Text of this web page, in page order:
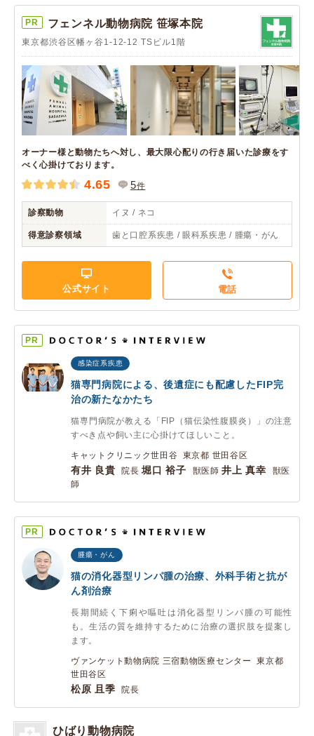
PR フェンネル動物病院 笹塚本院
東京都渋谷区幡ヶ谷1-12-12 TSビル1階
オーナー様と動物たちへ対し、最大限心配りの行き届いた診療をす
べく心掛けております。
4.65 5件
診察動物 イヌ / ネコ
得意診察領域 歯と口腔系疾患 / 眼科系疾患 / 腫瘍・がん
公式サイト 電話
PR
感染症系疾患
猫専門病院による、後遺症にも配慮したFIP完
治の新たなかたち
猫専門病院が教える「FIP（猫伝染性腹膜炎）」の注意
すべき点や飼い主に心掛けてほしいこと。
キャットクリニック世田谷 東京都 世田谷区
有井 良貴 院長堀口 裕子 獣医師井上 真幸
獣医
師
PR
腫瘍・がん
猫の消化器型リンパ腫の治療、外科手術と抗が
ん剤治療
長期間続く下痢や嘔吐は消化器型リンパ腫の可能性
も。生活の質を維持するために治療の選択肢を提案し
ます。
ヴァンケット動物病院 三宿動物医療センター 東京都
世田谷区
松原 且季 院長
ひばり動物病院